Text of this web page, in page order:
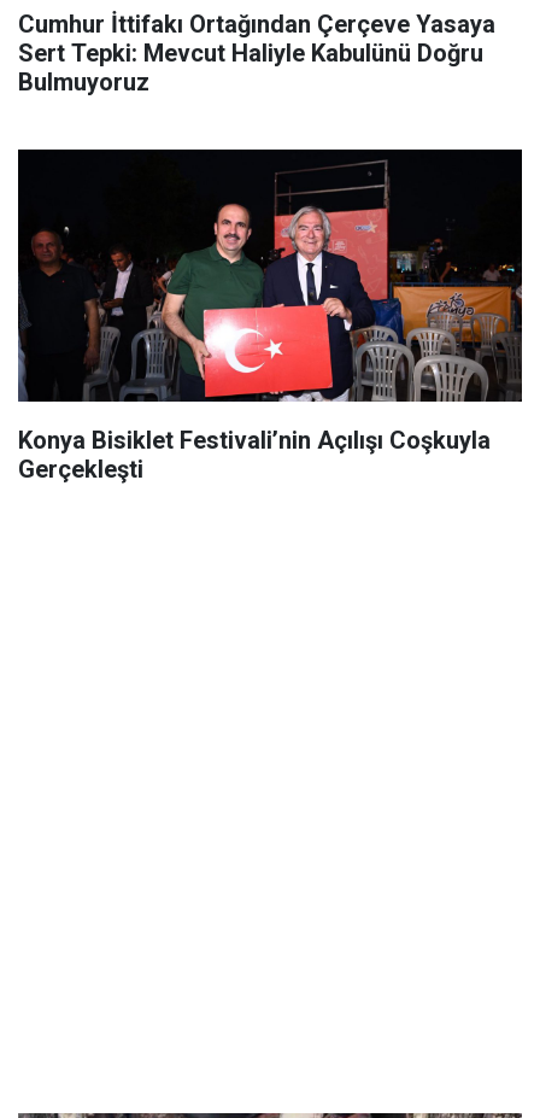
Cumhur İttifakı Ortağından Çerçeve Yasaya
Sert Tepki: Mevcut Haliyle Kabulünü Doğru
Bulmuyoruz
Konya Bisiklet Festivali’nin Açılışı Coşkuyla
Gerçekleşti